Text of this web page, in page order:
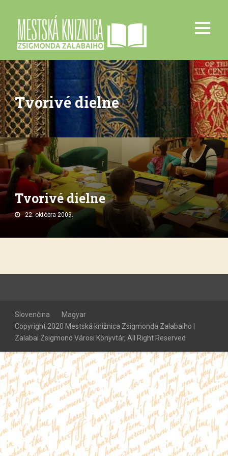
Tvorivé dielne
Tvorivé dielne
22. októbra 2009.
Slovenčina
Magyar
Copyright 2020 Mestská knižnica Zsigmonda Zalabaiho |
Zalabai Zsigmond Városi Könyvtár, All Right Reserved